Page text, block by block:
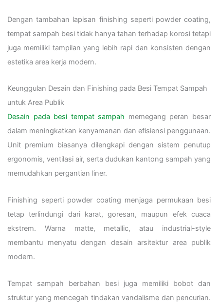
Dengan tambahan lapisan finishing seperti powder coating,
tempat sampah besi tidak hanya tahan terhadap korosi tetapi
juga memiliki tampilan yang lebih rapi dan konsisten dengan
estetika area kerja modern.
Keunggulan Desain dan Finishing pada Besi Tempat Sampah
untuk Area Publik
Desain pada besi tempat sampah memegang peran besar
dalam meningkatkan kenyamanan dan efisiensi penggunaan.
Unit premium biasanya dilengkapi dengan sistem penutup
ergonomis, ventilasi air, serta dudukan kantong sampah yang
memudahkan pergantian liner.
Finishing seperti powder coating menjaga permukaan besi
tetap terlindungi dari karat, goresan, maupun efek cuaca
ekstrem. Warna matte, metallic, atau industrial-style
membantu menyatu dengan desain arsitektur area publik
modern.
Tempat sampah berbahan besi juga memiliki bobot dan
struktur yang mencegah tindakan vandalisme dan pencurian.